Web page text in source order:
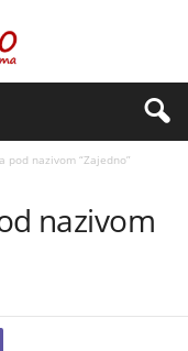
pod nazivom “Zajedno”
nazivom